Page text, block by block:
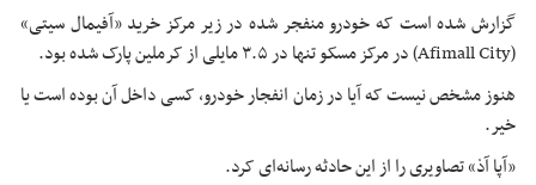
گزارش شده است که خودرو منفجر شده در زیر مرکز خرید «آفیمالسیتی»
(Afimall City) در مرکز مسکو تنها در ۳.۵ مایلی از کرملین پارک شده بود.
هنوز مشخص نیست که آیا در زمان انفجار خودرو، کسی داخل آن بوده است یا
خیر.
«آپاآذ» تصاویری را از این حادثه رسانه‌ای کرد.